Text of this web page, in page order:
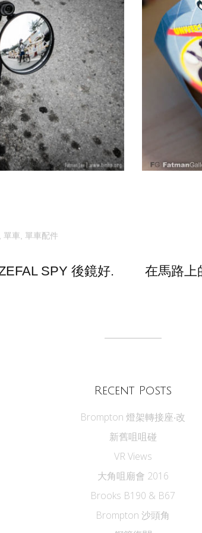
單車 單車配件
SPY 後鏡好.
在馬路上
Recent Posts
Brompton 燈架轉接座‧改
新舊咀咀碰
VR Views
大角咀廟會 2016
Brooks B190 & B67
Brompton 沙頭角